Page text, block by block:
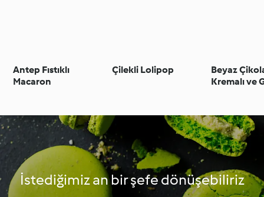
Antep Fıstıklı
Macaron
Çilekli Lolipop
Beyaz
Kremalı ve
İstediğimiz an bir şefe dönüşebiliriz